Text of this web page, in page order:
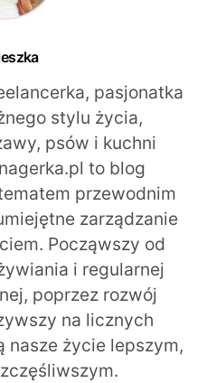
pasjonatka
stylu życia,
psów i kuchni
to blog
przewodnim
zarządzanie
Począwszy od
i regularnej
poprzez rozwój
na licznych
nasze życie lepszym,